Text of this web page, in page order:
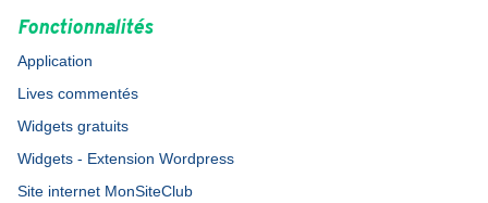
Fonctionnalités
Application
Lives commentés
Widgets gratuits
Widgets - Extension Wordpress
Site internet MonSiteClub